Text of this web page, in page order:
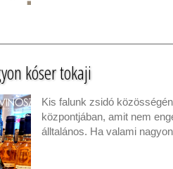
kóser tokaji
Kis falunk zsidó
központjában, amit nem
álltalános. Ha valami